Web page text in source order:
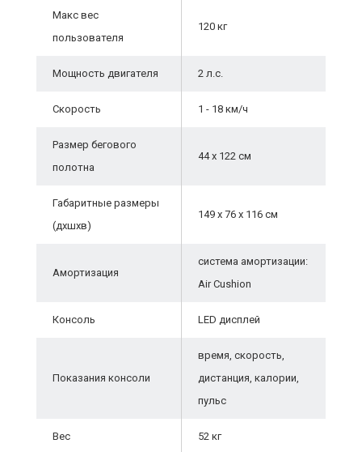
Макс вес
пользователя
120 кг
Мощность двигателя 2 л.с.
Скорость 1 - 18 км/ч
Размер бегового
полотна
44 х 122 см
Габаритные размеры
(дхшхв)
149 х 76 х 116 см
Амортизация
система амортизации:
Air Cushion
Консоль LED дисплей
Показания консоли
время, скорость,
дистанция, калории,
пульс
Вес 52 кг